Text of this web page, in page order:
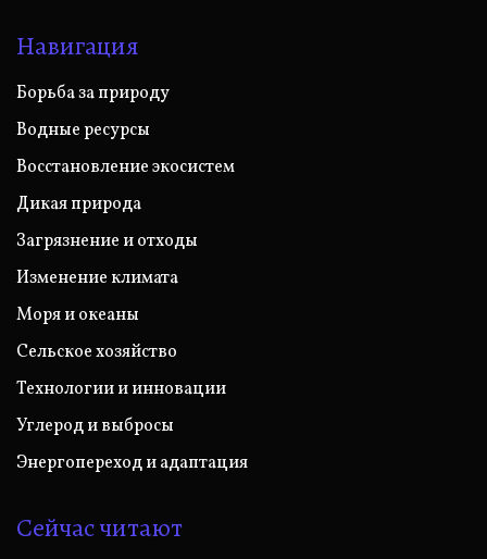
Навигация
Борьба за природу
Водные ресурсы
Восстановление экосистем
Дикая природа
Загрязнение и отходы
Изменение климата
Моря и океаны
Сельское хозяйство
Технологии и инновации
Углерод и выбросы
Энергопереход и адаптация
Сейчас читают